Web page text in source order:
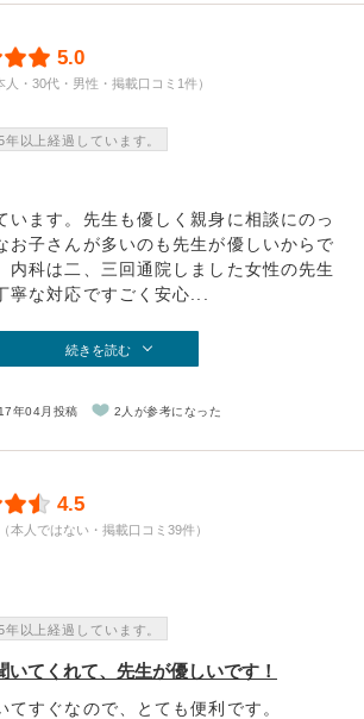
5.0
人・30代・男性・掲載口コミ1件）
以上経過しています。
います。先生も優しく親身に相談にのっ
お子さんが多いのも先生が優しいからで
内科は二、三回通院しました女性の先生
寧な対応ですごく安心...
続きを読む
年04月投稿 2人が参考になった
4.5
本人ではない・掲載口コミ39件）
以上経過しています。
いてくれて、先生が優しいです！
てすぐなので、とても便利です。